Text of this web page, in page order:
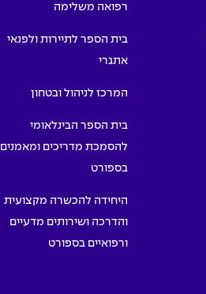
רפואה משלימה
בית הספר לתיירות ולפנאי
אתגרי
המרכז לניהול ובטחון
בית הספר הבינלאומי
להסמכת מדריכים ומאמנים
בספורט
היחידה להכשרה מקצועית
והדרכה ושירותים מדעיים
ורפואיים בספורט